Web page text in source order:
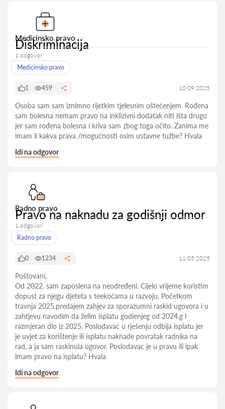
Medicinsko pravo
Diskriminacija
1 odgovor
Medicinsko pravo
1 459 10.09.2025
Osoba sam sam iznimno rijetkim tjelesnim oštećenjem. Rođena
sam bolesna nemam pravo na inklizivni dodatak niti išta drugo
jer sam rođena bolesna i kriva sam zbog toga očito. Zanima me
imam li kakva prava /mogućnosti osim ustavne tužbe? Hvala
Idi na odgovor
Radno pravo
Pravo na naknadu za godišnji odmor
1 odgovor
Radno pravo
0 1234 11.05.2025
Poštovani,
Od 2022. sam zaposlena na neodređeni. Cijelo vrijeme koristim
dopust za njegu djeteta s teekoćama u razvoju. Početkom
travnja 2025.predajem zahjev za sporazumni raskid ugovora i u
zahtjevu navodim da želim isplatu godienjeg od 2024.g i
razmjeran dio iz 2025. Poslodavac u rješenju odbija isplatu jer
je uvjet za korištenje ili isplatu naknade povratak radnika na
rad, a ja sam raskinula ugovor. Poslodavac je u pravu ili ipak
imam pravo na isplatu? Hvala
Idi na odgovor